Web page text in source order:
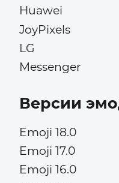
Huawei
JoyPixels
LG
Messenger
Версии
Emoji 18.0
Emoji 17.0
Emoji 16.0